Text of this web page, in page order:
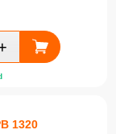
1320